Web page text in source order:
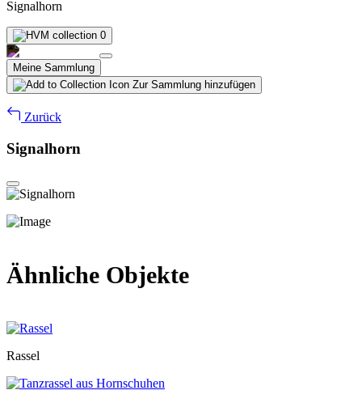
Signalhorn
0
Meine Sammlung
Zur Sammlung hinzufügen
Zurück
Signalhorn
Ähnliche Objekte
Rassel